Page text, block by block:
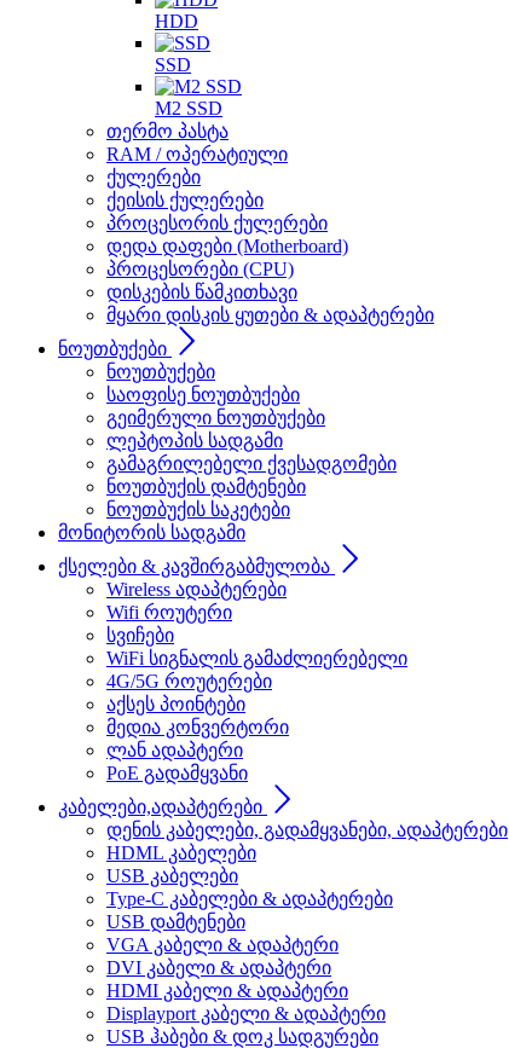
HDD
SSD
M2 SSD
თერმო პასტა
RAM / ოპერატიული
ქულერები
ქეისის ქულერები
პროცესორის ქულერები
დედა დაფები (Motherboard)
პროცესორები (CPU)
დისკების წამკითხავი
მყარი დისკის ყუთები & ადაპტერები
ნოუთბუქები
ნოუთბუქები
საოფისე ნოუთბუქები
გეიმერული ნოუთბუქები
ლეპტოპის სადგამი
გამაგრილებელი ქვესადგომები
ნოუთბუქის დამტენები
ნოუთბუქის საკეტები
მონიტორის სადგამი
ქსელები & კავშირგაბმულობა
Wireless ადაპტერები
Wifi როუტერი
სვიჩები
WiFi სიგნალის გამაძლიერებელი
4G/5G როუტერები
აქსეს პოინტები
მედია კონვერტორი
ლან ადაპტერი
PoE გადამყვანი
კაბელები,ადაპტერები
დენის კაბელები, გადამყვანები, ადაპტერები
HDML კაბელები
USB კაბელები
Type-C კაბელები & ადაპტერები
USB დამტენები
VGA კაბელი & ადაპტერი
DVI კაბელი & ადაპტერი
HDMI კაბელი & ადაპტერი
Displayport კაბელი & ადაპტერი
USB ჰაბები & დოკ სადგურები